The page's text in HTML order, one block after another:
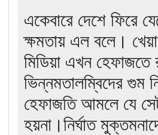
একেবারে দেশে ফিরে
ক্ষমতায় এল বলে।
মিডিয়া এখন হেফাজতে
ভিন্নমতালম্বিদের গুম
হেফাজতি আমলে যে
হয়না।নির্ঘাত